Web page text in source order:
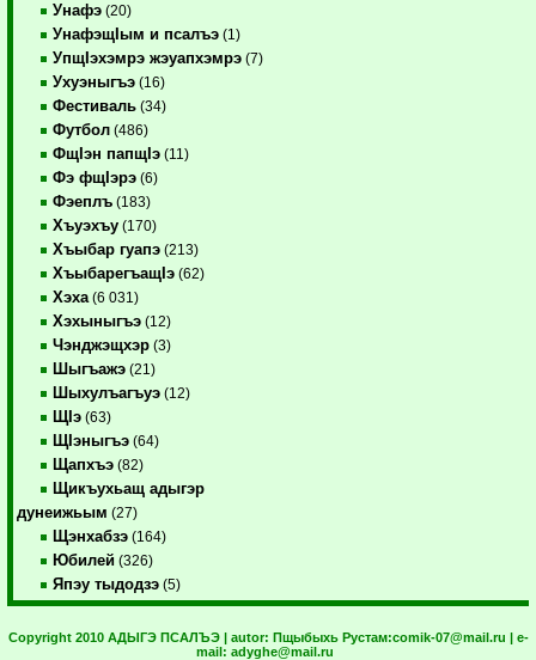
Унафэ (20)
УнафэщIым и псалъэ (1)
УпщIэхэмрэ жэуапхэмрэ (7)
Ухуэныгъэ (16)
Фестиваль (34)
Футбол (486)
ФщIэн папщIэ (11)
Фэ фщIэрэ (6)
Фэеплъ (183)
Хъуэхъу (170)
Хъыбар гуапэ (213)
ХъыбарегъащIэ (62)
Хэха (6 031)
Хэхыныгъэ (12)
Чэнджэщхэр (3)
Шыгъажэ (21)
Шыхулъагъуэ (12)
ЩIэ (63)
ЩIэныгъэ (64)
Щапхъэ (82)
Щикъухьащ адыгэр
дунеижьым (27)
Щэнхабзэ (164)
Юбилей (326)
Япэу тыдодзэ (5)
Copyright 2010 АДЫГЭ ПСАЛЪЭ | autor: Пщыбыхь Рустам:comik-07@mail.ru | e-
mail: adyghe@mail.ru